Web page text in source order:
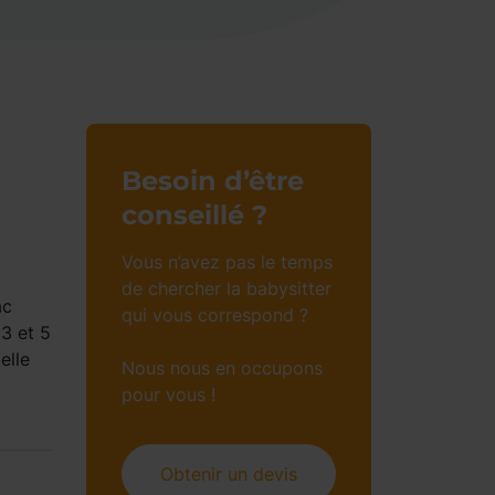
et 5
Besoin d’être
conseillé ?
Vous n’avez pas le temps
de chercher la babysitter
qui vous correspond ?
Nous nous en occupons
pour vous !
Obtenir un devis